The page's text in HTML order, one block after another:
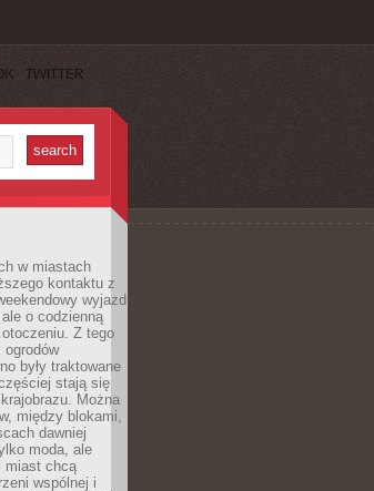
TWITTER
w miastach
kontaktu z
wyjazd
o codzienną
Z tego
ogrodów
były traktowane
stają się
Można
między blokami,
dawniej
moda, ale
miast chcą
wspólnej i